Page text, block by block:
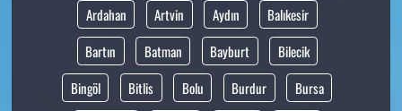
Ardahan
Artvin Aydın
Balıkesir
Bartın
Batman Bayburt
Bilecik
Bingöl
Bitlis Bolu Burdur
Bursa